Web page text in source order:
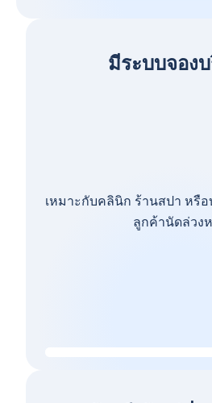
มีระบบจอง
เหมาะกับคลินิก ร้านสปา หรื
ลูกค้านัดล่วง